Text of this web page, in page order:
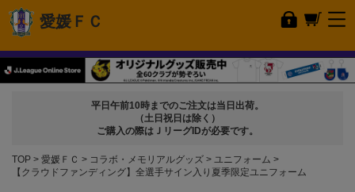
愛媛ＦＣ
平日午前10時までのご注文は当日出荷。
（土日祝日は除く）
ご購入の際はＪリーグIDが必要です。
TOP 愛媛ＦＣ コラボ・メモリアルグッズ
ユニフォーム
【クラウドファンディング】全選手サイン入り夏季限定ユニフォーム